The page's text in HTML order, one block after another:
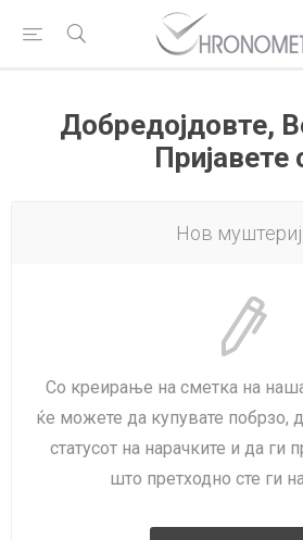
Добредојдовте,
Пријавете
Нов
Со креирање на сметка на
ќе можете да купувате побрзо,
статусот на нарачките и да ги
што претходно сте ги